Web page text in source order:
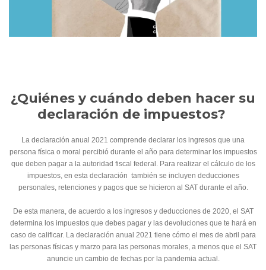
¿Quiénes y cuándo deben hacer su
declaración de impuestos?
La declaración anual 2021 comprende declarar los ingresos que una
persona física o moral percibió durante el año para determinar los impuestos
que deben pagar a la autoridad fiscal federal. Para realizar el cálculo de los
impuestos, en esta declaración también se incluyen deducciones
personales, retenciones y pagos que se hicieron al SAT durante el año.
De esta manera, de acuerdo a los ingresos y deducciones de 2020, el SAT
determina los impuestos que debes pagar y las devoluciones que te hará en
caso de calificar. La declaración anual 2021 tiene cómo el mes de abril para
las personas físicas y marzo para las personas morales, a menos que el SAT
anuncie un cambio de fechas por la pandemia actual.